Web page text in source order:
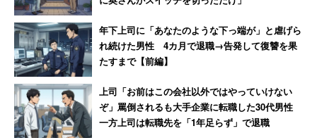
年下上司に「あなたのような下っ端が」と虐げら
れ続けた男性 4カ月で退職→告発して復讐を果
たすまで【前編】
上司「お前はこの会社以外ではやっていけない
ぞ」罵倒されるも大手企業に転職した30代男性
一方上司は転職先を「1年足らず」で退職